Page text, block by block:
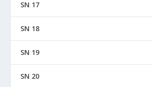
SN 17
SN 18
SN 19
SN 20